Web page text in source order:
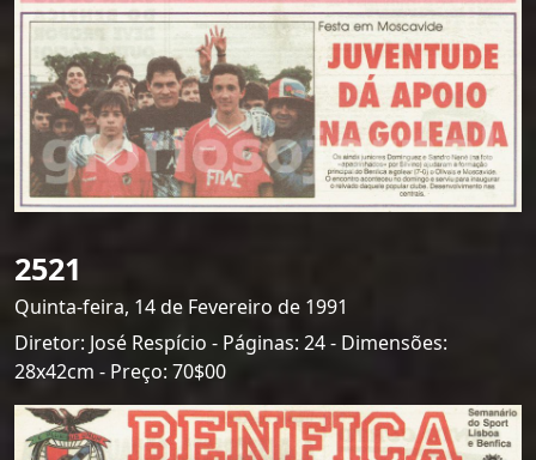
2521
Quinta-feira, 14 de Fevereiro de 1991
Diretor: José Respício - Páginas: 24 - Dimensões:
28x42cm - Preço: 70$00